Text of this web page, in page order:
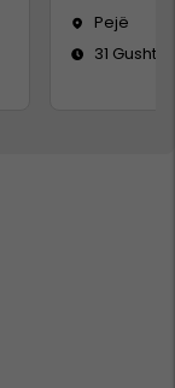
Pejë
31 Gusht